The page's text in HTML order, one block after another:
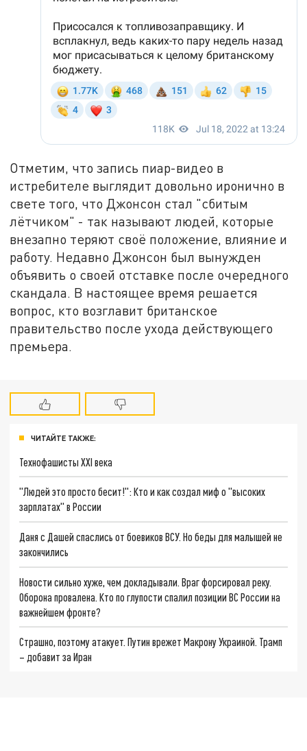
Отметим, что запись пиар-видео в
истребителе выглядит довольно иронично в
свете того, что Джонсон стал "сбитым
лётчиком" - так называют людей, которые
внезапно теряют своё положение, влияние и
работу. Недавно Джонсон был вынужден
объявить о своей отставке после очередного
скандала. В настоящее время решается
вопрос, кто возглавит британское
правительство после ухода действующего
премьера.
ЧИТАЙТЕ ТАКЖЕ:
Технофашисты XXI века
"Людей это просто бесит!": Кто и как создал миф о "высоких
зарплатах" в России
Даня с Дашей спаслись от боевиков ВСУ. Но беды для малышей не
закончились
Новости сильно хуже, чем докладывали. Враг форсировал реку.
Оборона провалена. Кто по глупости спалил позиции ВС России на
важнейшем фронте?
Страшно, поэтому атакует. Путин врежет Макрону Украиной. Трамп
– добавит за Иран